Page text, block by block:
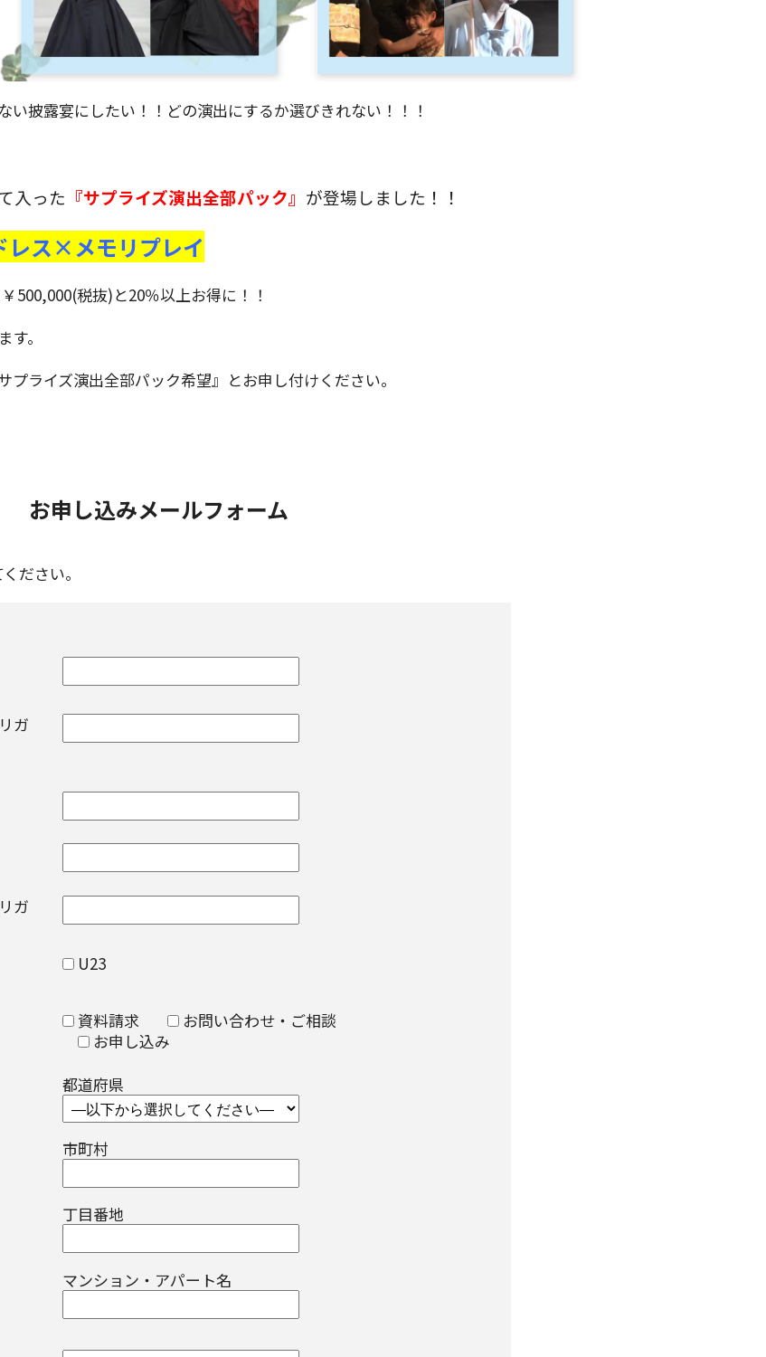
披露宴にしたい！！どの演出にするか選びきれない！！！
入った 『サプライズ演出全部パック』 が登場しました！！
レス×メモリプレイ
500,000(税抜)と20％以上お得に！！
。
ライズ演出全部パック希望』とお申し付けください。
お申し込みメールフォーム
ださい。
ガ
ガ
U23
資料請求
お問い合わせ・ご相談
お申し込み
都道府県
市町村
丁目番地
マンション・アパート名